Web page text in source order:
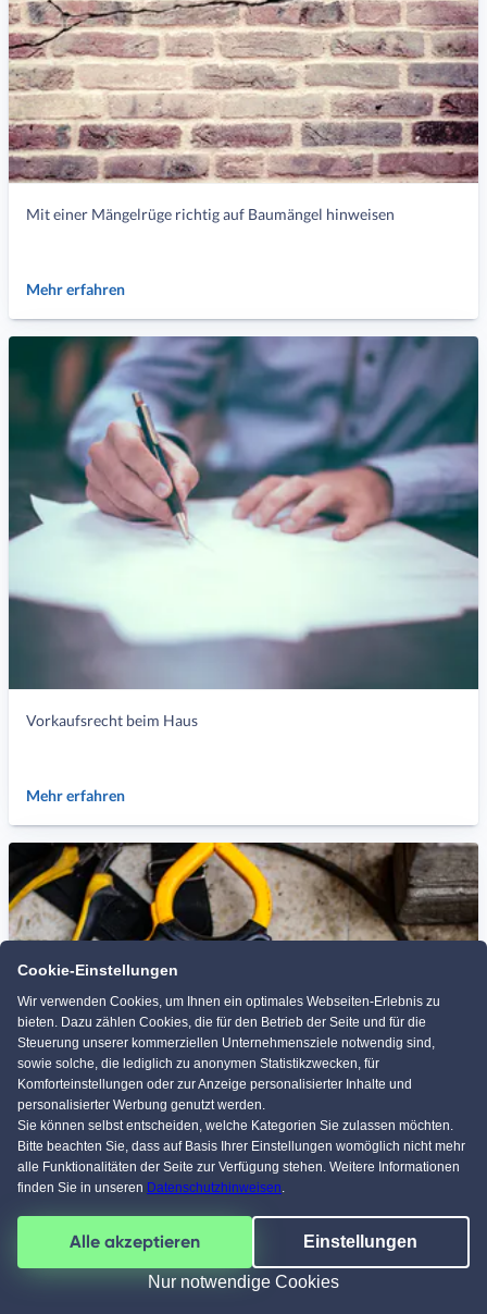
Mit einer Mängelrüge richtig auf Baumängel hinweisen
Mehr erfahren
Vorkaufsrecht beim Haus
Mehr erfahren
VDE Normen für Elektroinstallationen
Cookie-Einstellungen
Wir verwenden Cookies, um Ihnen ein optimales Webseiten-Erlebnis zu
bieten. Dazu zählen Cookies, die für den Betrieb der Seite und für die
Steuerung unserer kommerziellen Unternehmensziele notwendig sind,
sowie solche, die lediglich zu anonymen Statistikzwecken, für
Komforteinstellungen oder zur Anzeige personalisierter Inhalte und
personalisierter Werbung genutzt werden.
Sie können selbst entscheiden, welche Kategorien Sie zulassen möchten.
Bitte beachten Sie, dass auf Basis Ihrer Einstellungen womöglich nicht mehr
alle Funktionalitäten der Seite zur Verfügung stehen. Weitere Informationen
finden Sie in unseren Datenschutzhinweisen.
Alle akzeptieren Einstellungen
Nur notwendige Cookies